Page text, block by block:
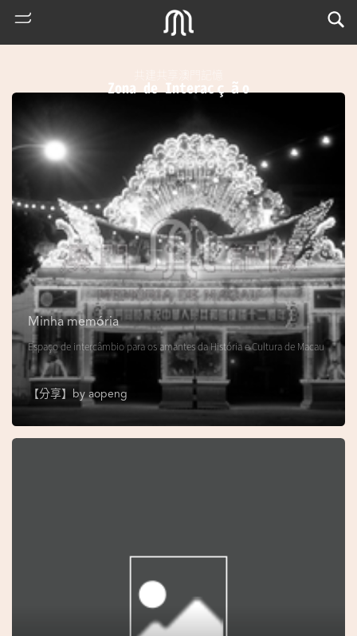
m
Zona de Interacção
Minha memória
Espaço de intercâmbio para os amantes da História e Cultura de Macau
【分享】by aopeng